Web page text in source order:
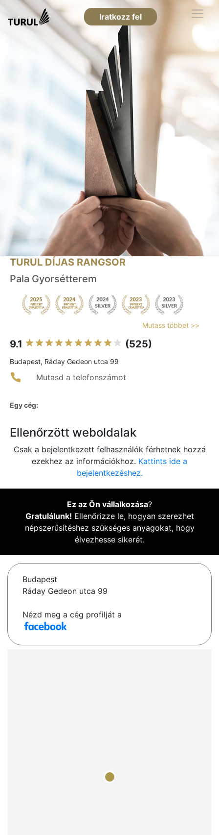
Iratkozz fel
TURUL DÍJAS RANGSOR
Pala Gyorsétterem
Mutass többet >>
9.1 (525)
Budapest, Ráday Gedeon utca 99
Mutasd a telefonszámot
Egy cég:
Ellenőrzött weboldalak
Csak a bejelentkezett felhasználók férhetnek hozzá
ezekhez az információkhoz. Kattints ide a
bejelentkezéshez.
Ez az Ön vállalkozása?
Gratulálunk! Ellenőrizze le, hogyan szerezhet
népszerűsítéshez szükséges anyagokat, hogy
élvezhesse sikerét.
Budapest
Ráday Gedeon utca 99
Nézd meg a cég profilját a